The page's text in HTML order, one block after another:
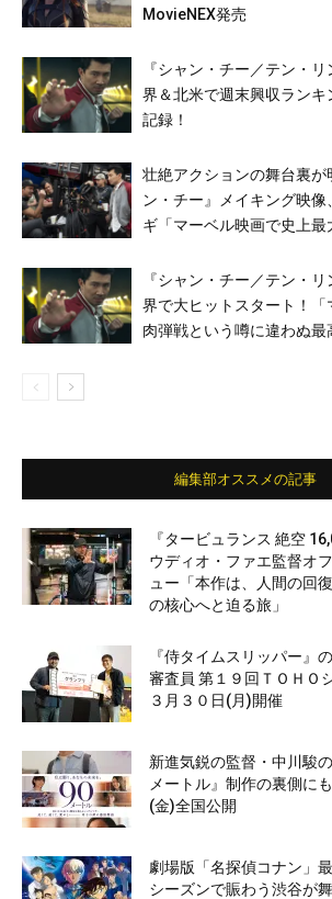
MovieNEX発売
『シャン・チー／テン・
界＆北米で週末興収ラン
記録！
壮絶アクションの舞台裏が
ン・チー』メイキング映
ギ「マーベル映画で史上最
『シャン・チー／テン・
界で大ヒットスタート！
肉弾戦という噂に違わぬ最
編集部オススメの記事
『タービュランス 絶空
ウディオ・ファエ監督オ
ュー「本作は、人間の回
の核心へと迫る旅」
『侍タイムスリッパー』
審査員 第１９回ＴＯＨＯ
３月３０日(月)開催
新進気鋭の監督・中川駿
メートル』制作の裏側に
(金)全国公開
劇場版「名探偵コナン」
シーズンで賑わう渋谷が